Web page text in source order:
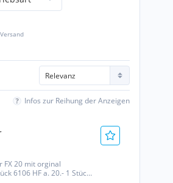
Infos zur Reihung der Anzeigen
FX 20 mit orginal
6106 HF a. 20.- 1 Stück